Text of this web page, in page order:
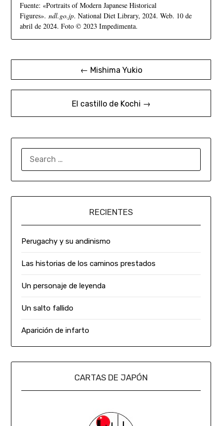
Fuente: «Portraits of Modern Japanese Historical
Figures». ndl.go.jp. National Diet Library, 2024. Web. 10 de
abril de 2024. Foto © 2023 Impedimenta.
← Mishima Yukio
El castillo de Kochi →
RECIENTES
Perugachy y su andinismo
Las historias de los caminos prestados
Un personaje de leyenda
Un salto fallido
Aparición de infarto
CARTAS DE JAPÓN